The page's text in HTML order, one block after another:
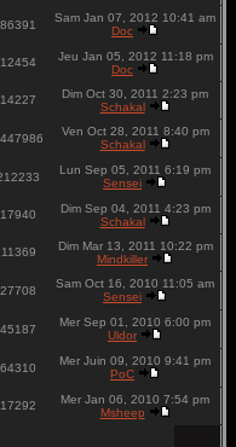
86391
Sam Jan 07, 2012 10:41 am
Doc
12454
Jeu Jan 05, 2012 11:18 pm
Doc
14227
Dim Oct 30, 2011 2:23 pm
Schakal
Ven Oct 28, 2011 8:40 pm
Schakal
Lun Sep 05, 2011 6:19 pm
Sensei
17940
Dim Sep 04, 2011 4:23 pm
Schakal
11369
Dim Mar 13, 2011 10:22 pm
Mindkiller
27708
Sam Oct 16, 2010 11:05 am
Sensei
45187
Mer Sep 01, 2010 6:00 pm
Uldor
64310
Mer Juin 09, 2010 9:41 pm
PoC
17292
Mer Jan 06, 2010 7:54 pm
Msheep